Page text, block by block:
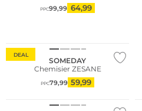
PPC99,99 64,99
DEAL
SOMEDAY
Chemisier ZESANE
PPC79,99 59,99